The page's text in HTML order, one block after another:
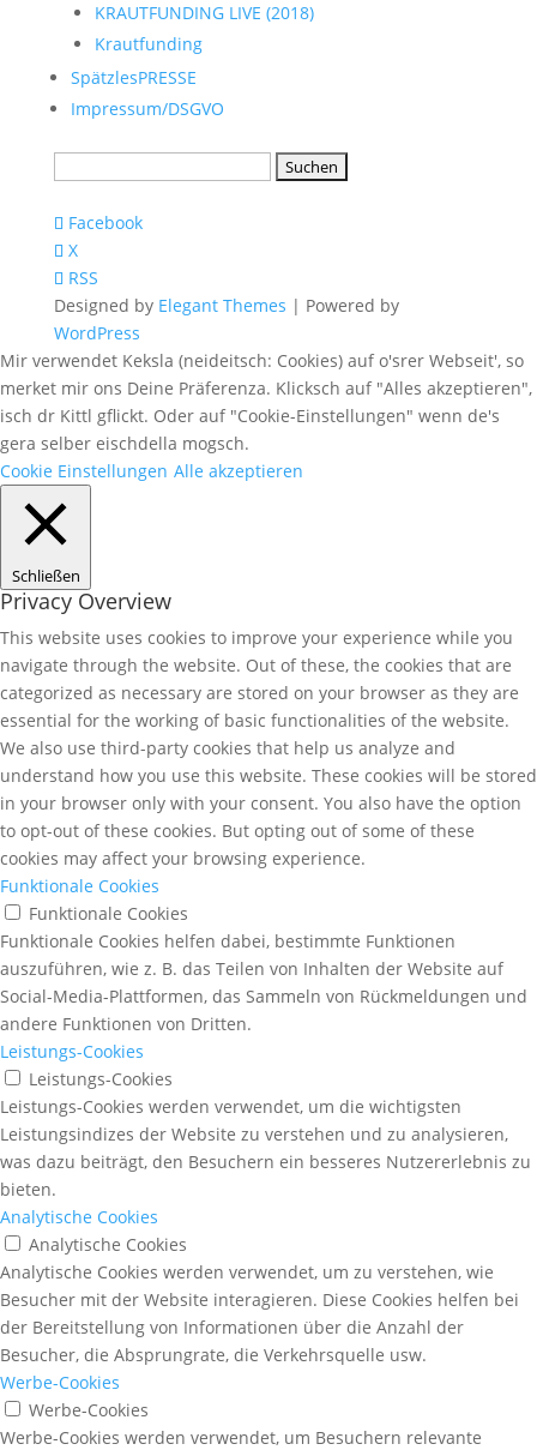
KRAUTFUNDING LIVE (2018)
Krautfunding
SpätzlesPRESSE
Impressum/DSGVO
Facebook
X
RSS
Designed by Elegant Themes | Powered by
WordPress
Mir verwendet Keksla (neideitsch: Cookies) auf o'srer Webseit', so
merket mir ons Deine Präferenza. Klicksch auf "Alles akzeptieren",
isch dr Kittl gflickt. Oder auf "Cookie-Einstellungen" wenn de's
gera selber eischdella mogsch.
Cookie Einstellungen Alle akzeptieren
Schließen
Privacy Overview
This website uses cookies to improve your experience while you
navigate through the website. Out of these, the cookies that are
categorized as necessary are stored on your browser as they are
essential for the working of basic functionalities of the website.
We also use third-party cookies that help us analyze and
understand how you use this website. These cookies will be stored
in your browser only with your consent. You also have the option
to opt-out of these cookies. But opting out of some of these
cookies may affect your browsing experience.
Funktionale Cookies
Funktionale Cookies
Funktionale Cookies helfen dabei, bestimmte Funktionen
auszuführen, wie z. B. das Teilen von Inhalten der Website auf
Social-Media-Plattformen, das Sammeln von Rückmeldungen und
andere Funktionen von Dritten.
Leistungs-Cookies
Leistungs-Cookies
Leistungs-Cookies werden verwendet, um die wichtigsten
Leistungsindizes der Website zu verstehen und zu analysieren,
was dazu beiträgt, den Besuchern ein besseres Nutzererlebnis zu
bieten.
Analytische Cookies
Analytische Cookies
Analytische Cookies werden verwendet, um zu verstehen, wie
Besucher mit der Website interagieren. Diese Cookies helfen bei
der Bereitstellung von Informationen über die Anzahl der
Besucher, die Absprungrate, die Verkehrsquelle usw.
Werbe-Cookies
Werbe-Cookies
Werbe-Cookies werden verwendet, um Besuchern relevante